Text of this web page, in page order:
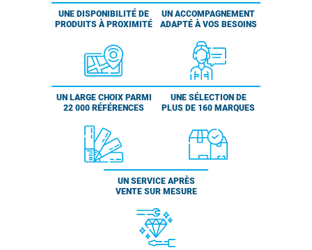
UNE DISPONIBILITÉ DE
PRODUITS À PROXIMITÉ
UN ACCOMPAGNEMENT
ADAPTÉ À VOS BESOINS
UN LARGE CHOIX PARMI
22 000 RÉFÉRENCES
UNE SÉLECTION DE
PLUS DE 160 MARQUES
UN SERVICE APRÈS
VENTE SUR MESURE